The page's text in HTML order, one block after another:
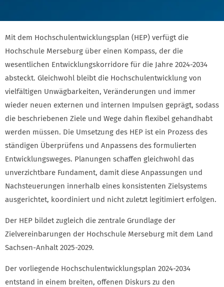
Mit dem Hochschulentwicklungsplan (HEP) verfügt die
Hochschule Merseburg über einen Kompass, der die
wesentlichen Entwicklungskorridore für die Jahre 2024-2034
absteckt. Gleichwohl bleibt die Hochschulentwicklung von
vielfältigen Unwägbarkeiten, Veränderungen und immer
wieder neuen externen und internen Impulsen geprägt, sodass
die beschriebenen Ziele und Wege dahin flexibel gehandhabt
werden müssen. Die Umsetzung des HEP ist ein Prozess des
ständigen Überprüfens und Anpassens des formulierten
Entwicklungsweges. Planungen schaffen gleichwohl das
unverzichtbare Fundament, damit diese Anpassungen und
Nachsteuerungen innerhalb eines konsistenten Zielsystems
ausgerichtet, koordiniert und nicht zuletzt legitimiert erfolgen.
Der HEP bildet zugleich die zentrale Grundlage der
Zielvereinbarungen der Hochschule Merseburg mit dem Land
Sachsen-Anhalt 2025-2029.
Der vorliegende Hochschulentwicklungsplan 2024-2034
entstand in einem breiten, offenen Diskurs zu den